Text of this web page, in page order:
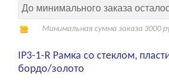
До минимального заказа
Минимальная сумма заказа 3000
IP3-1-R Рамка со стеклом,
бордо/золото